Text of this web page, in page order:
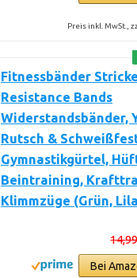
Preis inkl. MwSt.,
Fitnessbänder
Resistance Bands
Widerstandsbänder,
Rutsch &
Gymnastikgürtel,
Beintraining,
Klimmzüge (Grün,
Bei